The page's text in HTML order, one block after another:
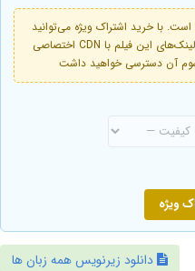
است. با خرید اشتراک ویژه می‌توانید
هر 2 ساعت یک‌بار درخواست همگام‌سازی لینک‌های این فیلم با CDN اختصاصی
سوم آن دسترسی خواهید داشت
ویژه
دانلود زیرنویس همه زبان ها